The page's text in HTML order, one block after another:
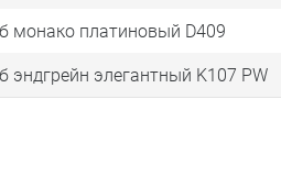
монако платиновый D409
эндгрейн элегантный K107 PW